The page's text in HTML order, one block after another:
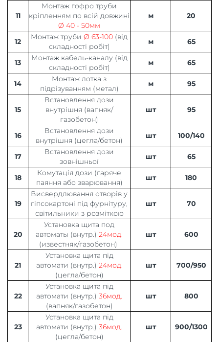
11
Монтаж гофро труби
кріпленням по всій довжині
Ø 40 - 50мм
м 20
12
Монтаж труби Ø 63-100 (від
складності робіт)
м 65
13
Монтаж кабель-каналу (від
складності робіт)
м 65
14
Монтаж лотка з
підрізуванням (метал)
м 95
15
Встановлення дози
внутрішня (вапняк/
газобетон)
шт 95
16
Встановлення дози
внутрішня (цегла/бетон)
шт 100/140
17
Встановлення дози
зовнішньої
шт 65
18
Комутація дози (гаряче
паяння або зварювання)
шт 180
19
Висвердлювання отворів у
гіпсокартоні під фурнітуру,
світильники з розміткою
шт 70
20
Установка щита под
автоматы (внутр.) 24мод.
(известняк/газобетон)
шт 600
21
Установка щита під
автомати (внутр.) 24мод.
(цегла/бетон)
шт 700/950
22
Установка щита під
автомати (внутр.) 36мод.
(вапняк/газобетон)
шт 800
23
Установка щита під
автомати (внутр.) 36мод.
(цегла/бетон)
шт 900/1300